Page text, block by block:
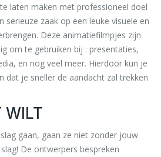
laten maken met professioneel doel
serieuze zaak op een leuke visuele en
Deze animatiefilmpjes zijn
om te gebruiken bij : presentaties,
en nog veel meer. Hierdoor kun je
dat je sneller de aandacht zal trekken
WILT
gaan, gaan ze niet zonder jouw
De ontwerpers bespreken